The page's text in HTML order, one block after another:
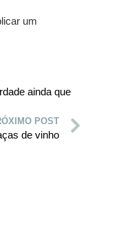
um
ainda que
POST
de vinho